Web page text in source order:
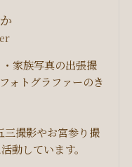
家族写真の出張撮
トグラファーのき
三撮影やお宮参り撮
動しています。